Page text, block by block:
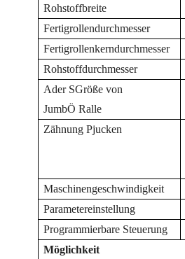
Rohstoffbreite
Fertigrollendurchmesser
Fertigrollenkerndurchmesser
Rohstoffdurchmesser
Ader SGröße von
JumbÖ Ralle
Zähnung Pjucken
Maschinengeschwindigkeit
Parametereinstellung
Programmierbare Steuerung
Möglichkeit